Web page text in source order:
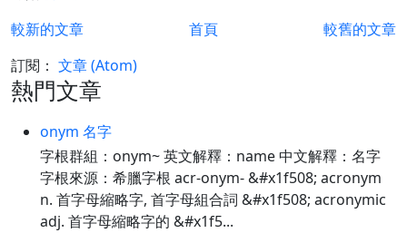
較新的文章
較舊的文章
首頁
訂閱： 文章 (Atom)
熱門文章
onym 名字
字根群組：onym~ 英文解釋：name 中文解釋：名字
字根來源：希臘字根 acr-onym- &#x1f508; acronym
n. 首字母縮略字, 首字母組合詞 &#x1f508; acronymic
adj. 首字母縮略字的 &#x1f5...